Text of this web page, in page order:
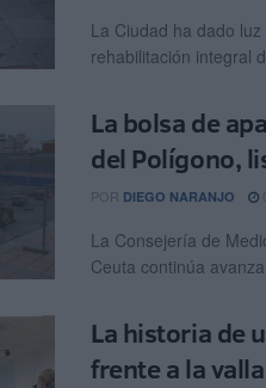
La Ciudad ha dado
rehabilitación integral
La bolsa de
del Polígono,
POR DIEGO NARANJO
La Consejería de
Ceuta continúa
La historia de
frente a la